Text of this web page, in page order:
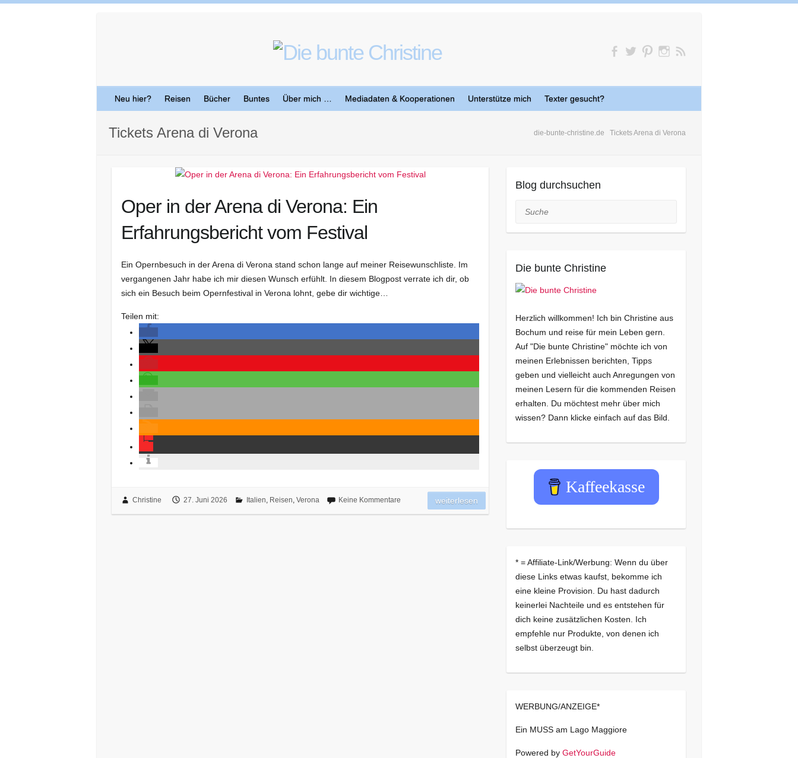
Neu hier? Reisen Bücher Buntes Über mich … Mediadaten & Kooperationen Unterstütze mich Texter gesucht?
die-bunte-christine.de Tickets Arena di Verona
Tickets Arena di Verona
Oper in der Arena di Verona: Ein
Erfahrungsbericht vom Festival
Ein Opernbesuch in der Arena di Verona stand schon lange auf meiner Reisewunschliste. Im
vergangenen Jahr habe ich mir diesen Wunsch erfühlt. In diesem Blogpost verrate ich dir, ob
sich ein Besuch beim Opernfestival in Verona lohnt, gebe dir wichtige…
Teilen mit:
Christine 27. Juni 2026 Italien, Reisen, Verona Keine Kommentare weiterlesen
Blog durchsuchen
Suche
Die bunte Christine
Herzlich willkommen! Ich bin Christine aus
Bochum und reise für mein Leben gern.
Auf "Die bunte Christine" möchte ich von
meinen Erlebnissen berichten, Tipps
geben und vielleicht auch Anregungen von
meinen Lesern für die kommenden Reisen
erhalten. Du möchtest mehr über mich
wissen? Dann klicke einfach auf das Bild.
Kaffeekasse
* = Affiliate-Link/Werbung: Wenn du über
diese Links etwas kaufst, bekomme ich
eine kleine Provision. Du hast dadurch
keinerlei Nachteile und es entstehen für
dich keine zusätzlichen Kosten. Ich
empfehle nur Produkte, von denen ich
selbst überzeugt bin.
WERBUNG/ANZEIGE*
Ein MUSS am Lago Maggiore
Powered by GetYourGuide